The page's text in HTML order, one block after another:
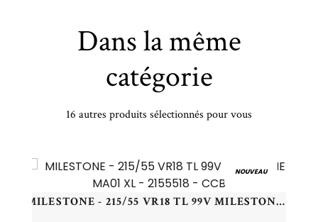
Dans la même
catégorie
16 autres produits sélectionnés pour vous
NOUVEAU
MILESTONE - 215/55 VR18 TL 99V MILESTONE MA01 XL - 2155518 - CCB